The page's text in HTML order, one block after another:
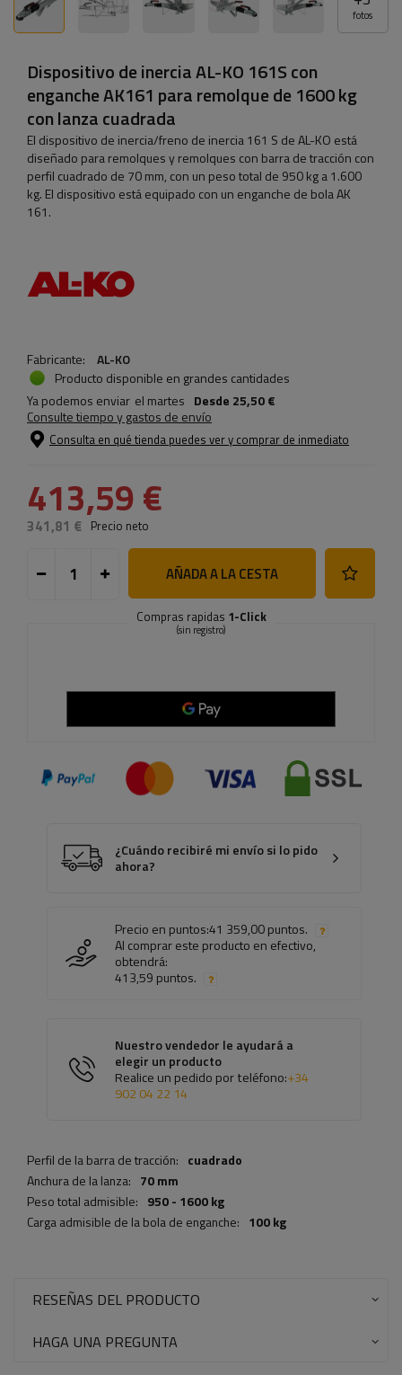
fotos
Dispositivo de inercia AL-KO 161S con
enganche AK161 para remolque de 1600 kg
con lanza cuadrada
El dispositivo de inercia/freno de inercia 161 S de AL-KO está
diseñado para remolques y remolques con barra de tracción con
perfil cuadrado de 70 mm, con un peso total de 950 kg a 1.600
kg. El dispositivo está equipado con un enganche de bola AK
161.
Fabricante:
AL-KO
Producto disponible en grandes cantidades
Ya podemos enviar el martes Desde 25,50 €
Consulte tiempo y gastos de envío
Consulta en qué tienda puedes ver y comprar de inmediato
413,59 €
341,81 € Precio neto
AÑADA A LA CESTA
Compras rapidas 1-Click
(sin registro)
¿Cuándo recibiré mi envío si lo pido
ahora?
Precio en puntos:41 359,00 puntos.
Al comprar este producto en efectivo,
obtendrá:
413,59 puntos.
Nuestro vendedor le ayudará a
elegir un producto
Realice un pedido por teléfono:+34
902 04 22 14
Perfil de la barra de tracción: cuadrado
Anchura de la lanza: 70 mm
Peso total admisible: 950 - 1600 kg
Carga admisible de la bola de enganche: 100 kg
RESEÑAS DEL PRODUCTO
HAGA UNA PREGUNTA